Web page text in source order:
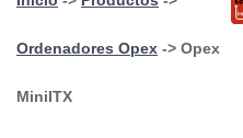
Ordenadores Opex -> Opex
MiniITX